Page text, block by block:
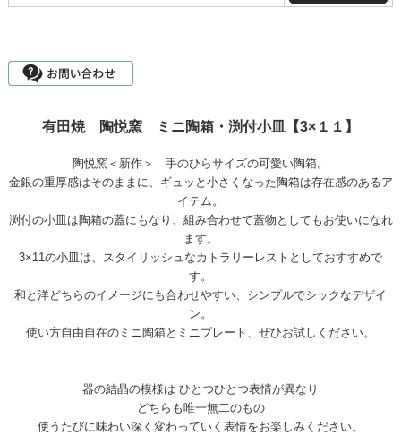
有田焼 陶悦窯 ミニ陶箱・渕付小皿【3×１１】
陶悦窯＜新作＞ 手のひらサイズの可愛い陶箱。
金銀の重厚感はそのままに、ギュッと小さくなった陶箱は存在感のあるア
イテム。
渕付の小皿は陶箱の蓋にもなり、組み合わせて蓋物としてもお使いになれ
ます。
3×11の小皿は、スタイリッシュなカトラリーレストとしておすすめで
す。
和と洋どちらのイメージにも合わせやすい、シンプルでシックなデザイ
ン。
使い方自由自在のミニ陶箱とミニプレート、ぜひお試しください。
器の結晶の模様は ひとつひとつ表情が異なり
どちらも唯一無二のもの
使うたびに味わい深く変わっていく表情をお楽しみください。